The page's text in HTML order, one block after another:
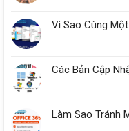
Vì Sao Cùng
Các Bản Cập
Làm Sao Tránh